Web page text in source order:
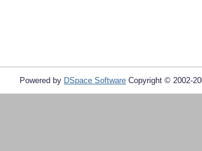
Powered by DSpace Software Copyright © 2002-